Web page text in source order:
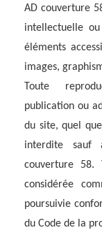
AD couverture
intellectuelle
éléments
images,
Toute
publication ou
du site, quel
interdite sauf
couverture 58.
considérée
poursuivie
du Code de la